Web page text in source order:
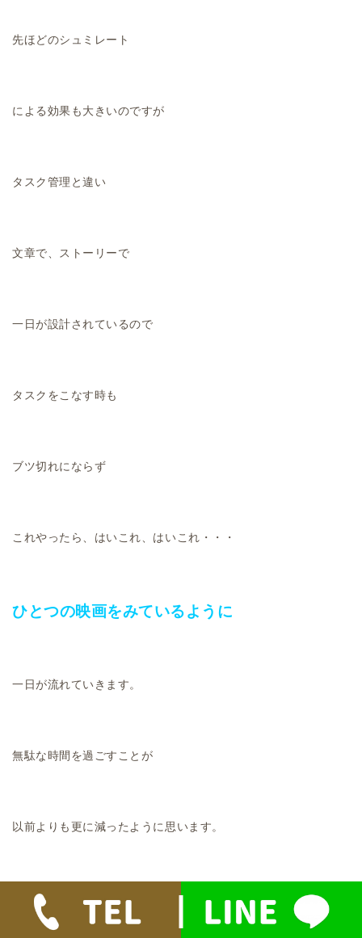
先ほどのシュミレート
による効果も大きいのですが
タスク管理と違い
文章で、ストーリーで
一日が設計されているので
タスクをこなす時も
ブツ切れにならず
これやったら、はいこれ、はいこれ・・・
ひとつの映画をみているように
一日が流れていきます。
無駄な時間を過ごすことが
以前よりも更に減ったように思います。